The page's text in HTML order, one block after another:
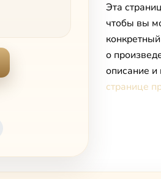
Эта
чтобы вы
о
описание и
странице